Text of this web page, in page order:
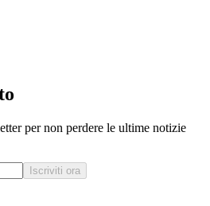
per non perdere le ultime notizie
Iscriviti ora